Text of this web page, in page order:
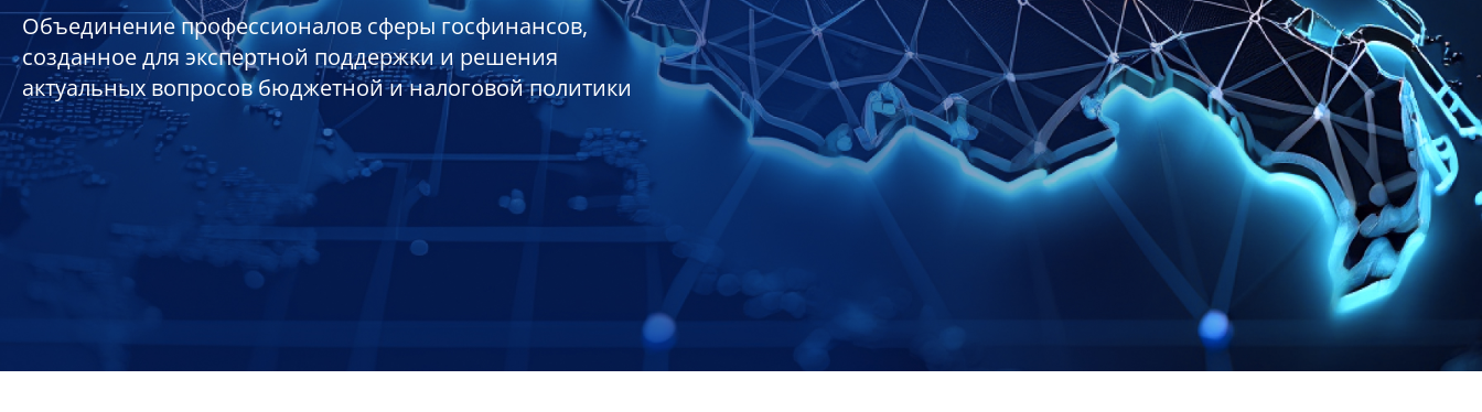
Объединение профессионалов сферы госфинансов,
созданное для экспертной поддержки и решения
актуальных вопросов бюджетной и налоговой политики